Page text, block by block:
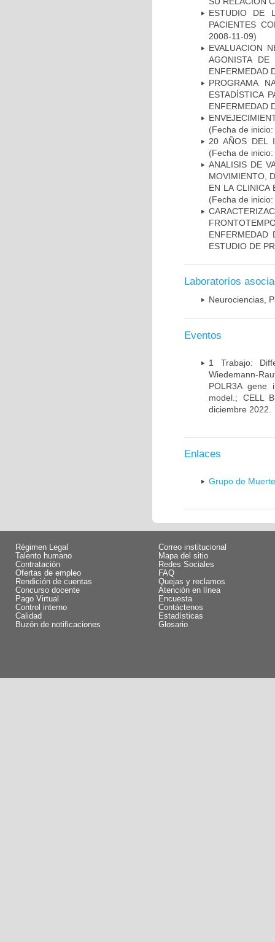
ESTUDIO DE
PACIENTES
2008-11-09)
EVALUACION
AGONISTA
ENFERMEDAD
PROGRAMA
ESTADÍSTICA
ENFERMEDAD
(Fecha de
20 AÑOS DEL
(Fecha de
ANALISIS DE
MOVIMIENTO,
EN LA CLINICA
(Fecha de
ENFERMEDAD
ESTUDIO DE
Laboratorios
Neurociencias,
Eventos
1 Trabajo:
Wiedemann-
POLR3A gene
model.; CELL
diciembre 2022.
Enlaces
Grupo de
Régimen Legal
Talento humano
Contratación
Ofertas de empleo
Rendición de cuentas
Concurso docente
Pago Virtual
Control interno
Calidad
Buzón de notificaciones
Correo institucional
Mapa del sitio
Redes Sociales
FAQ
Quejas y reclamos
Atención en línea
Encuesta
Contáctenos
Estadísticas
Glosario